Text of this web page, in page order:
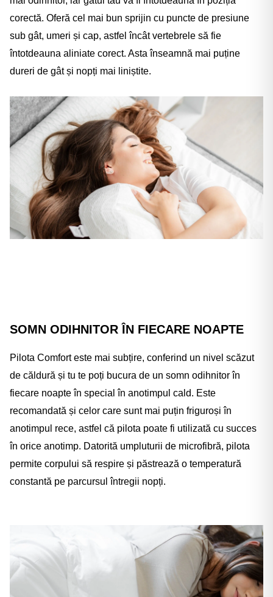
corectă. Oferă cel mai bun sprijin cu puncte de presiune
sub gât, umeri și cap, astfel încât vertebrele să fie
întotdeauna aliniate corect. Asta înseamnă mai puține
dureri de gât și nopți mai liniștite.
SOMN ODIHNITOR ÎN FIECARE NOAPTE
Pilota Comfort este mai subțire, conferind un nivel scăzut
de căldură și tu te poți bucura de un somn odihnitor în
fiecare noapte în special în anotimpul cald. Este
recomandată și celor care sunt mai puțin friguroși în
anotimpul rece, astfel că pilota poate fi utilizată cu succes
în orice anotimp. Datorită umpluturii de microfibră, pilota
permite corpului să respire și păstrează o temperatură
constantă pe parcursul întregii nopți.